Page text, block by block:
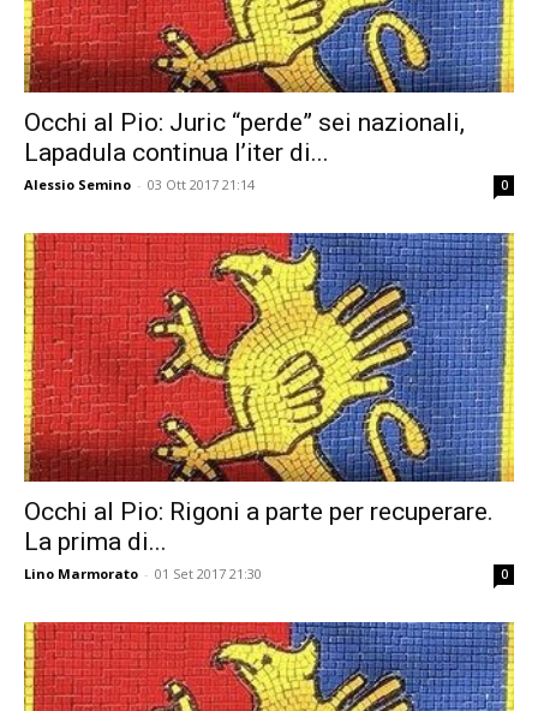
Occhi al Pio: Juric “perde” sei nazionali,
Lapadula continua l’iter di...
Alessio Semino - 03 Ott 2017 21:14 0
Occhi al Pio: Rigoni a parte per recuperare.
La prima di...
Lino Marmorato - 01 Set 2017 21:30 0